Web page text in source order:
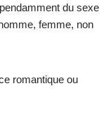
du sexe
femme, non
romantique ou